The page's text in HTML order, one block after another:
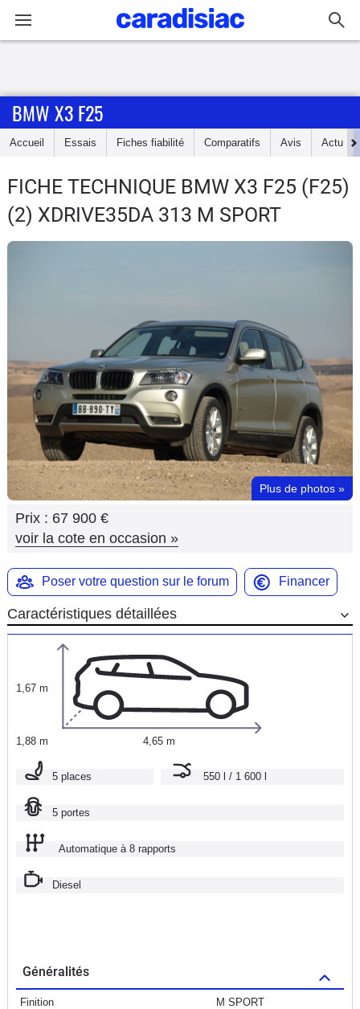
Accueil
Essais
Guide
Flottes
Auto
Services
Forum
Moto
Marques
BMW X3 F25
Accueil Essais Fiches fiabilité Comparatifs Avis Actu
FICHE TECHNIQUE BMW X3 F25 (F25)
(2) XDRIVE35DA 313 M SPORT
Plus de photos »
Prix : 67 900 €
voir la cote en occasion »
Poser votre question sur le forum Financer
Caractéristiques détaillées
1,67 m
1,88 m 4,65 m
5 places 550 l / 1 600 l
5 portes
Automatique à 8 rapports
Diesel
Généralités
Finition M SPORT